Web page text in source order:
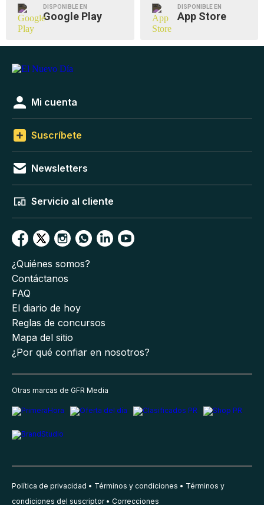
DISPONIBLE EN
Google Play
DISPONIBLE EN
App Store
Mi cuenta
Suscríbete
Newsletters
Servicio al cliente
¿Quiénes somos?
Contáctanos
FAQ
El diario de hoy
Reglas de concursos
Mapa del sitio
¿Por qué confiar en nosotros?
Otras marcas de GFR Media
Política de privacidad Términos y condiciones
Términos y
condiciones del suscriptor
Correcciones